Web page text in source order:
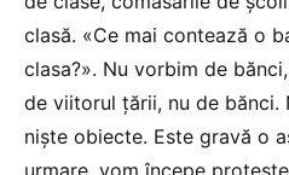
clasă. «Ce mai contează o
clasa?». Nu vorbim de
de viitorul țării, nu de bănci.
niște obiecte. Este gravă o
urmare, vom începe